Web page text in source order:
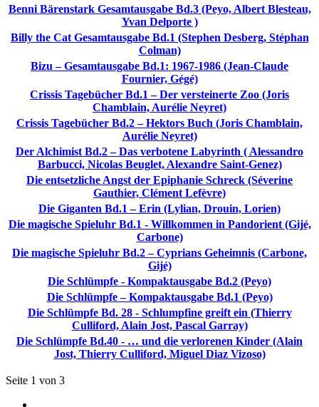
Benni Bärenstark Gesamtausgabe Bd.3 (Peyo, Albert Blesteau,
Yvan Delporte )
Billy the Cat Gesamtausgabe Bd.1 (Stephen Desberg, Stéphan
Colman)
Bizu – Gesamtausgabe Bd.1: 1967-1986 (Jean-Claude
Fournier, Gégé)
Crissis Tagebücher Bd.1 – Der versteinerte Zoo (Joris
Chamblain, Aurélie Neyret)
Crissis Tagebücher Bd.2 – Hektors Buch (Joris Chamblain,
Aurélie Neyret)
Der Alchimist Bd.2 – Das verbotene Labyrinth ( Alessandro
Barbucci, Nicolas Beuglet, Alexandre Saint-Genez)
Die entsetzliche Angst der Epiphanie Schreck (Séverine
Gauthier, Clément Lefèvre)
Die Giganten Bd.1 – Erin (Lylian, Drouin, Lorien)
Die magische Spieluhr Bd.1 - Willkommen in Pandorient (Gijé,
Carbone)
Die magische Spieluhr Bd.2 – Cyprians Geheimnis (Carbone,
Gijé)
Die Schlümpfe - Kompaktausgabe Bd.2 (Peyo)
Die Schlümpfe – Kompaktausgabe Bd.1 (Peyo)
Die Schlümpfe Bd. 28 - Schlumpfine greift ein (Thierry
Culliford, Alain Jost, Pascal Garray)
Die Schlümpfe Bd.40 - … und die verlorenen Kinder (Alain
Jost, Thierry Culliford, Miguel Diaz Vizoso)
Seite 1 von 3